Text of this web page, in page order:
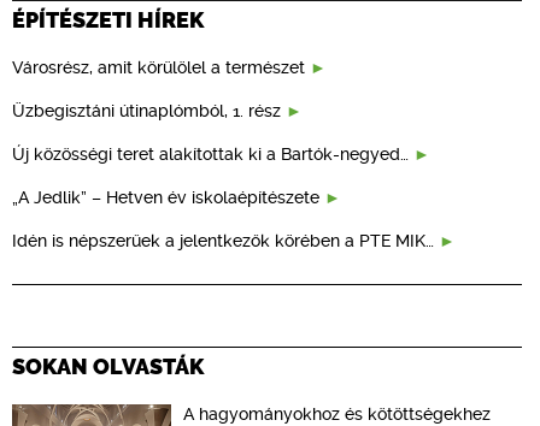
ÉPÍTÉSZETI HÍREK
Városrész, amit körülölel a természet
Üzbegisztáni útinaplómból, 1. rész
Új közösségi teret alakítottak ki a Bartók-negyed…
„A Jedlik” – Hetven év iskolaépítészete
Idén is népszerűek a jelentkezők körében a PTE MIK…
SOKAN OLVASTÁK
A hagyományokhoz és kötöttségekhez